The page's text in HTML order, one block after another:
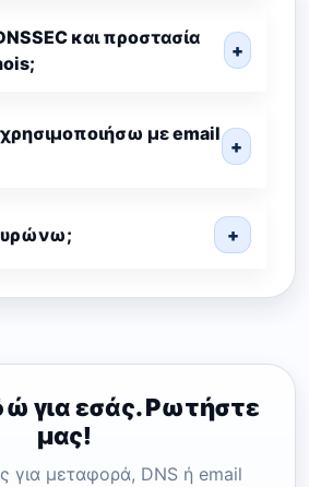
και προστασία
+
με email
+
+
για εσάς. Ρωτήστε
μας!
για μεταφορά, DNS ή email